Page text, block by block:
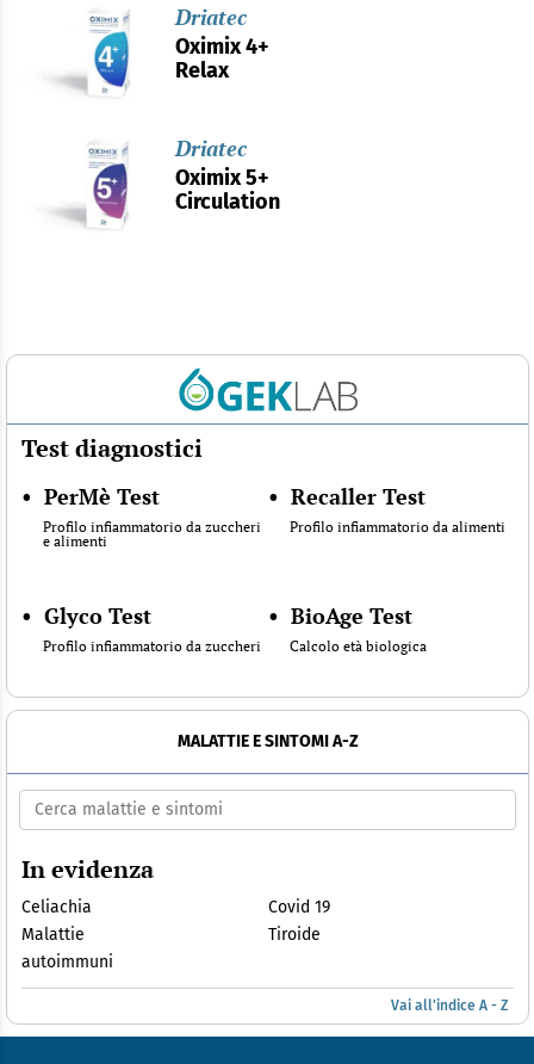
Driatec
Oximix 4+
Relax
Driatec
Oximix 5+
Circulation
Test diagnostici
• PerMè Test
Profilo infiammatorio da zuccheri
e alimenti
• Recaller Test
Profilo infiammatorio da alimenti
• Glyco Test
Profilo infiammatorio da zuccheri
• BioAge Test
Calcolo età biologica
MALATTIE E SINTOMI A-Z
In evidenza
Celiachia
Covid 19
Malattie
autoimmuni
Tiroide
Vai all'indice A - Z